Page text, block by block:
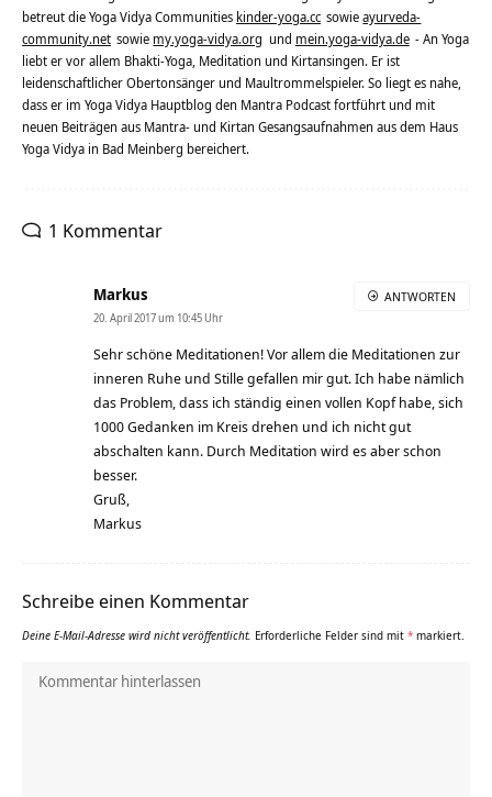
betreut die Yoga Vidya Communities kinder-yoga.cc sowieayurveda-
community.net sowie my.yoga-vidya.org und mein.yoga-vidya.de - An Yoga
liebt er vor allem Bhakti-Yoga, Meditation und Kirtansingen. Er ist
leidenschaftlicher Obertonsänger und Maultrommelspieler. So liegt es nahe,
dass er im Yoga Vidya Hauptblog den Mantra Podcast fortführt und mit
neuen Beiträgen aus Mantra- und Kirtan Gesangsaufnahmen aus dem Haus
Yoga Vidya in Bad Meinberg bereichert.
1 Kommentar
Markus
20. April 2017 um 10:45 Uhr
Sehr schöne Meditationen! Vor allem die Meditationen zur
inneren Ruhe und Stille gefallen mir gut. Ich habe nämlich
das Problem, dass ich ständig einen vollen Kopf habe, sich
1000 Gedanken im Kreis drehen und ich nicht gut
abschalten kann. Durch Meditation wird es aber schon
besser.
Gruß,
Markus
ANTWORTEN
Schreibe einen Kommentar
Deine E-Mail-Adresse wird nicht veröffentlicht. Erforderliche Felder sind mit * markiert.